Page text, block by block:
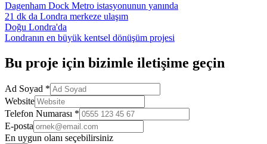
Dagenham Dock Metro istasyonunun yanında
21 dk da Londra merkeze ulaşım
Doğu Londra'da
Londranın en büyük kentsel dönüşüm projesi
Bu proje için bizimle iletişime geçin
Ad Soyad *
Website
Telefon Numarası *
E-posta
En uygun olanı seçebilirsiniz